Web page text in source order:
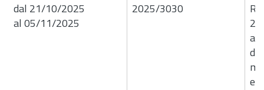
dal 21/10/2025
al 05/11/2025
2025/3030
a
di